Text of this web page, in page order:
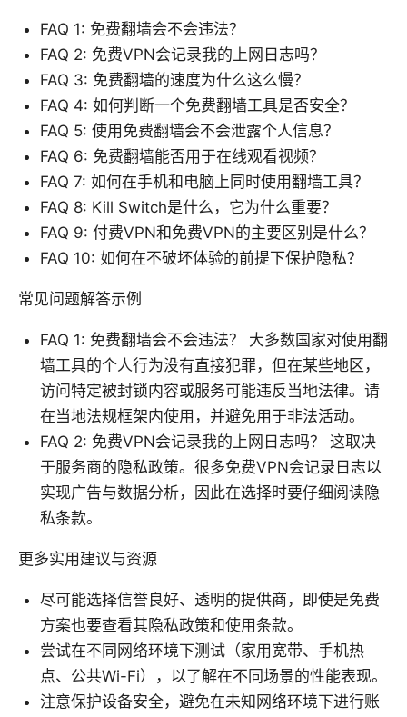
FAQ 1: 免费翻墙会不会违法？
FAQ 2: 免费VPN会记录我的上网日志吗？
FAQ 3: 免费翻墙的速度为什么这么慢？
FAQ 4: 如何判断一个免费翻墙工具是否安全？
FAQ 5: 使用免费翻墙会不会泄露个人信息？
FAQ 6: 免费翻墙能否用于在线观看视频？
FAQ 7: 如何在手机和电脑上同时使用翻墙工具？
FAQ 8: Kill Switch是什么，它为什么重要？
FAQ 9: 付费VPN和免费VPN的主要区别是什么？
FAQ 10: 如何在不破坏体验的前提下保护隐私？
常见问题解答示例
FAQ 1: 免费翻墙会不会违法？ 大多数国家对使用翻
墙工具的个人行为没有直接犯罪，但在某些地区，
访问特定被封锁内容或服务可能违反当地法律。请
在当地法规框架内使用，并避免用于非法活动。
FAQ 2: 免费VPN会记录我的上网日志吗？ 这取决
于服务商的隐私政策。很多免费VPN会记录日志以
实现广告与数据分析，因此在选择时要仔细阅读隐
私条款。
更多实用建议与资源
尽可能选择信誉良好、透明的提供商，即使是免费
方案也要查看其隐私政策和使用条款。
尝试在不同网络环境下测试（家用宽带、手机热
点、公共Wi-Fi），以了解在不同场景的性能表现。
注意保护设备安全，避免在未知网络环境下进行账